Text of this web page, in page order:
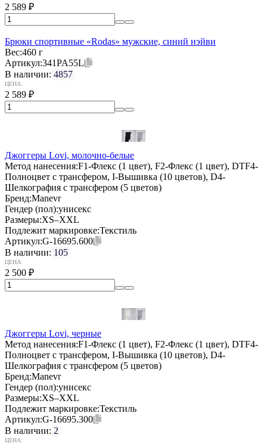
2 589 ₽
Брюки спортивные «Rodas» мужские, синий нэйви
Вес:460 г
Артикул:341PA55L
В наличии: 4857
ЦЕНА:
2 589 ₽
Джоггеры Lovi, молочно-белые
Метод нанесения:F1-Флекс (1 цвет), F2-Флекс (1 цвет), DTF4-
Полноцвет с трансфером, I-Вышивка (10 цветов), D4-
Шелкография с трансфером (5 цветов)
Бренд:Manevr
Гендер (пол):унисекс
Размеры:XS–XXL
Подлежит маркировке:Текстиль
Артикул:G-16695.600
В наличии: 105
ЦЕНА:
2 500 ₽
Джоггеры Lovi, черные
Метод нанесения:F1-Флекс (1 цвет), F2-Флекс (1 цвет), DTF4-
Полноцвет с трансфером, I-Вышивка (10 цветов), D4-
Шелкография с трансфером (5 цветов)
Бренд:Manevr
Гендер (пол):унисекс
Размеры:XS–XXL
Подлежит маркировке:Текстиль
Артикул:G-16695.300
В наличии: 2
ЦЕНА: